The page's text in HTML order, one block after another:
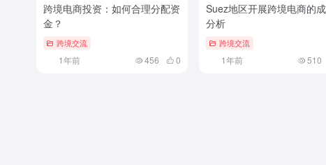
跨境电商投资：如何合理分配资
金？
跨境交流
1年前 456 0
Suez地区开展跨境电商的
分析
跨境交流
1年前 510